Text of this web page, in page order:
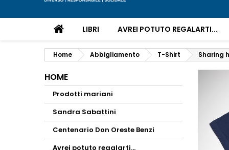
LIBRI AVREI POTUTO REGALARTI...
Home Abbigliamento T-Shirt Sharing
HOME
Prodotti mariani
Sandra Sabattini
Centenario Don Oreste Benzi
Avrei potuto regalarti...